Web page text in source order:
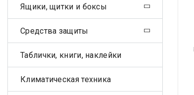
Ящики, щитки и боксы
Средства защиты
Таблички, книги, наклейки
Климатическая техника